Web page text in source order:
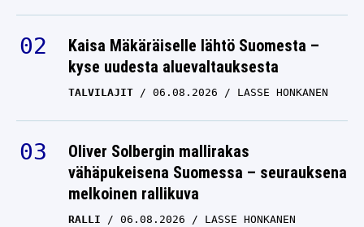
Kaisa Mäkäräiselle lähtö Suomesta –
kyse uudesta aluevaltauksesta
TALVILAJIT 06.08.2026 LASSE HONKANEN
Oliver Solbergin mallirakas
vähäpukeisena Suomessa – seurauksena
melkoinen rallikuva
RALLI 06.08.2026 LASSE HONKANEN